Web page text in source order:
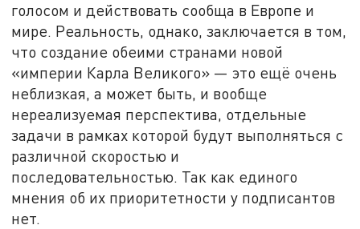
голосом и действовать сообща в Европе и
мире. Реальность, однако, заключается в том,
что создание обеими странами новой
«империи Карла Великого» — это ещё очень
неблизкая, а может быть, и вообще
нереализуемая перспектива, отдельные
задачи в рамках которой будут выполняться с
различной скоростью и
последовательностью. Так как единого
мнения об их приоритетности у подписантов
нет.